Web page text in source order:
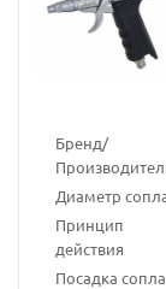
Бренд/
Диаметр
Принцип
действия
Посадка сопла